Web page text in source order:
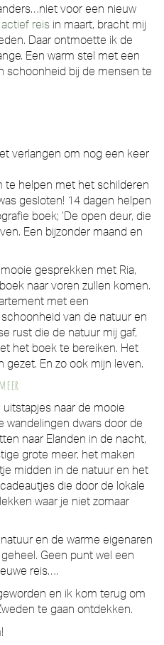
voor een nieuw
reis in maart, bracht mij
Daar ontmoette ik de
Een warm stel met een
schoonheid bij de mensen te
verlangen om nog een keer
te helpen met het schilderen
gesloten! 14 dagen helpen
boek; ‘De open deur, die
Een bijzonder maand en
gesprekken met Ria,
naar voren zullen komen.
met een
van de natuur en
rust die de natuur mij gaf,
het boek te bereiken. Het
En zo ook mijn leven.
naar de mooie
wandelingen dwars door de
naar Elanden in de nacht,
grote meer, het maken
midden in de natuur en het
die door de lokale
waar je niet zomaar
en de warme eigenaren
Geen punt wel een
reis….
en ik kom terug om
te gaan ontdekken.